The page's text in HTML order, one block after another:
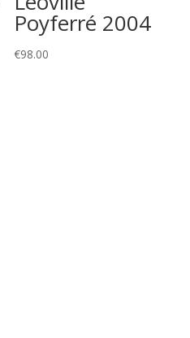
Poyferré 2004
€98.00